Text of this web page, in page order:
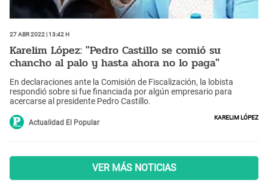
27 Abr 2022 | 13:42 h
Karelim López: "Pedro Castillo se comió su
chancho al palo y hasta ahora no lo paga"
En declaraciones ante la Comisión de Fiscalización, la lobista
respondió sobre si fue financiada por algún empresario para
acercarse al presidente Pedro Castillo.
Actualidad El Popular
Karelim López
VER MÁS NOTICIAS